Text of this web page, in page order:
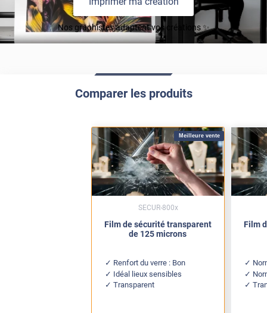
Nos graphistes adaptent vos créations ✨
Comparer les produits
Meilleure vente
Film de sécurité transparent
de 125 microns
Renfort du verre : Bon
Idéal lieux sensibles
Transparent
SECUR-800x
Film